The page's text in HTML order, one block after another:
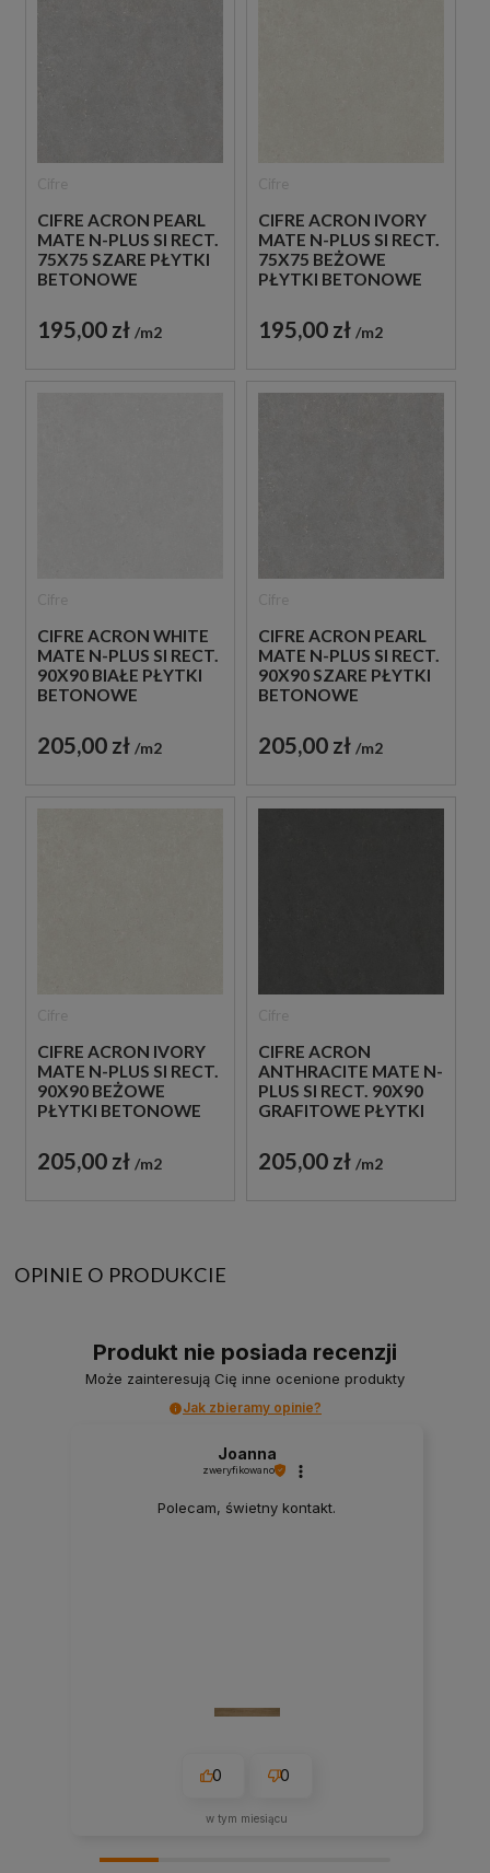
CIFRE ACRON PEARL
MATE N-PLUS SI RECT.
75X75 SZARE PŁYTKI
BETONOWE
195,00 zł m2
CIFRE ACRON IVORY
MATE N-PLUS SI RECT.
75X75 BEŻOWE
PŁYTKI BETONOWE
195,00 zł m2
CIFRE ACRON WHITE
MATE N-PLUS SI RECT.
90X90 BIAŁE PŁYTKI
BETONOWE
205,00 zł m2
CIFRE ACRON PEARL
MATE N-PLUS SI RECT.
90X90 SZARE PŁYTKI
BETONOWE
205,00 zł m2
CIFRE ACRON IVORY
MATE N-PLUS SI RECT.
90X90 BEŻOWE
PŁYTKI BETONOWE
205,00 zł m2
CIFRE ACRON
ANTHRACITE MATE N-
PLUS SI RECT. 90X90
GRAFITOWE PŁYTKI
205,00 zł m2
OPINIE O PRODUKCIE
Produkt nie posiada recenzji
Może zainteresują Cię inne ocenione produkty
Jak zbieramy opinie?
Joanna
zweryfikowano
Polecam, świetny kontakt.
0 0
w tym miesiącu